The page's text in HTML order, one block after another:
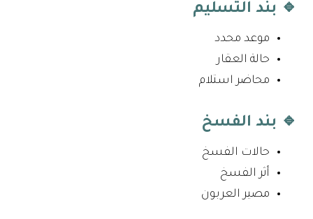
🔹 بند التسليم
موعد محدد
حالة العقار
محاضر استلام
🔹 بند الفسخ
حالات الفسخ
أثر الفسخ
مصير العربون